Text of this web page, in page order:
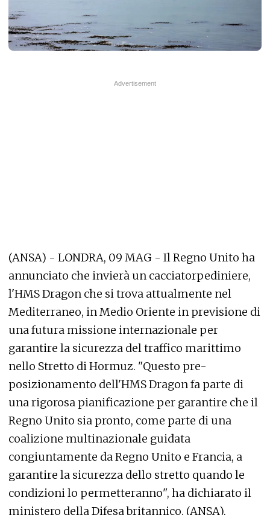
(ANSA) - LONDRA, 09 MAG - Il Regno Unito ha
annunciato che invierà un cacciatorpediniere,
l'HMS Dragon che si trova attualmente nel
Mediterraneo, in Medio Oriente in previsione di
una futura missione internazionale per
garantire la sicurezza del traffico marittimo
nello Stretto di Hormuz. "Questo pre-
posizionamento dell'HMS Dragon fa parte di
una rigorosa pianificazione per garantire che il
Regno Unito sia pronto, come parte di una
coalizione multinazionale guidata
congiuntamente da Regno Unito e Francia, a
garantire la sicurezza dello stretto quando le
condizioni lo permetteranno", ha dichiarato il
ministero della Difesa britannico. (ANSA).